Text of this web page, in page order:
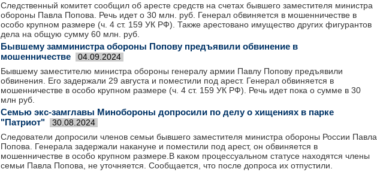
Следственный комитет сообщил об аресте средств на счетах бывшего заместителя министра
обороны Павла Попова. Речь идет о 30 млн. руб. Генерал обвиняется в мошенничестве в
особо крупном размере (ч. 4 ст. 159 УК РФ). Также арестовано имущество других фигурантов
дела на общую сумму 60 млн. руб.
Бывшему замминистра обороны Попову предъявили обвинение в
мошенничестве
04.09.2024
Бывшему заместителю министра обороны генералу армии Павлу Попову предъявили
обвинения. Его задержали 29 августа и поместили под арест. Генерал обвиняется в
мошенничестве в особо крупном размере (ч. 4 ст. 159 УК РФ). Речь идет пока о сумме в 30
млн руб.
Семью экс-замглавы Минобороны допросили по делу о хищениях в парке
"Патриот"
30.08.2024
Следователи допросили членов семьи бывшего заместителя министра обороны России Павла
Попова. Генерала задержали накануне и поместили под арест, он обвиняется в
мошенничестве в особо крупном размере.В каком процессуальном статусе находятся члены
семьи Павла Попова, не уточняется. Сообщается, что после допроса их отпустили.